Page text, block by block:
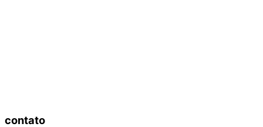
contato